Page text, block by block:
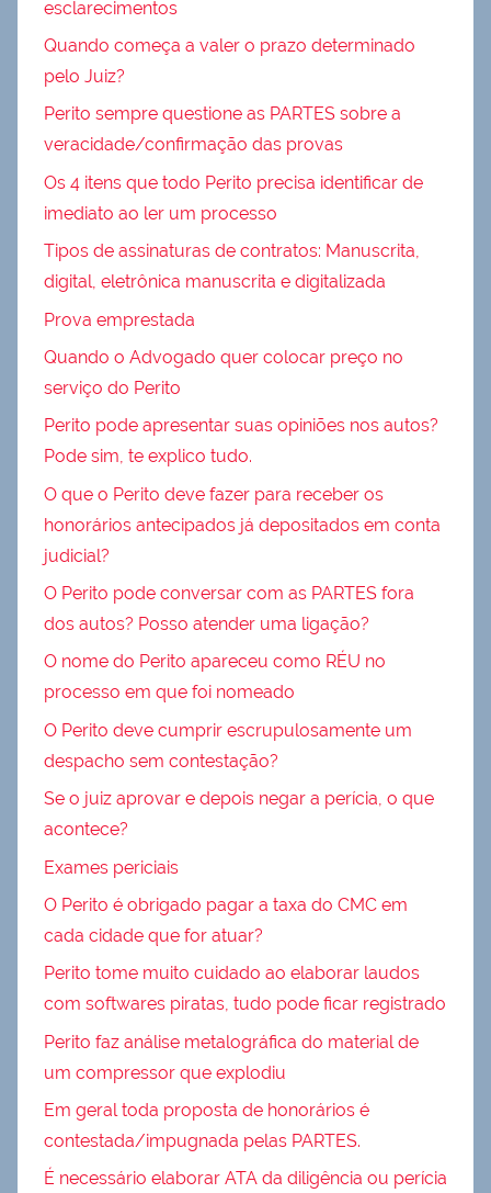
esclarecimentos
Quando começa a valer o prazo determinado
pelo Juiz?
Perito sempre questione as PARTES sobre a
veracidade/confirmação das provas
Os 4 itens que todo Perito precisa identificar de
imediato ao ler um processo
Tipos de assinaturas de contratos: Manuscrita,
digital, eletrônica manuscrita e digitalizada
Prova emprestada
Quando o Advogado quer colocar preço no
serviço do Perito
Perito pode apresentar suas opiniões nos autos?
Pode sim, te explico tudo.
O que o Perito deve fazer para receber os
honorários antecipados já depositados em conta
judicial?
O Perito pode conversar com as PARTES fora
dos autos? Posso atender uma ligação?
O nome do Perito apareceu como RÉU no
processo em que foi nomeado
O Perito deve cumprir escrupulosamente um
despacho sem contestação?
Se o juiz aprovar e depois negar a perícia, o que
acontece?
Exames periciais
O Perito é obrigado pagar a taxa do CMC em
cada cidade que for atuar?
Perito tome muito cuidado ao elaborar laudos
com softwares piratas, tudo pode ficar registrado
Perito faz análise metalográfica do material de
um compressor que explodiu
Em geral toda proposta de honorários é
contestada/impugnada pelas PARTES.
É necessário elaborar ATA da diligência ou perícia